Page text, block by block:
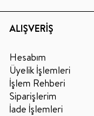
ALIŞVERİŞ
Hesabım
Üyelik İşlemleri
İşlem Rehberi
Siparişlerim
İade İşlemleri